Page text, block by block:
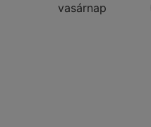
vasárnap